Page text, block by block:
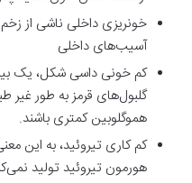
خونریزی داخلی ناشی از
آسیب‌های داخلی
کم خونی داسی شکل، یک
گلبول‌های قرمز به طور
هموگلوبین کمتری باشند.
کم کاری تیروئید، به این
هورمون تیروئید تولید